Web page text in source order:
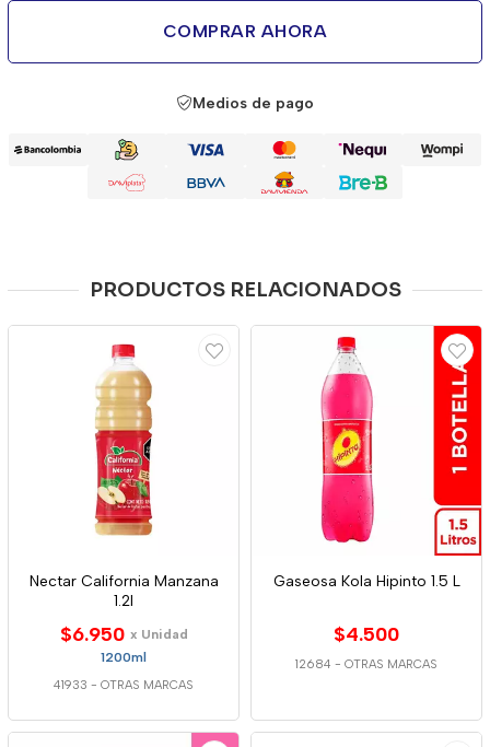
COMPRAR AHORA
Medios de pago
PRODUCTOS RELACIONADOS
Nectar California Manzana
1.2l
$6.950 x Unidad
1200ml
41933 - OTRAS MARCAS
Gaseosa Kola Hipinto 1.5 L
$4.500
12684 - OTRAS MARCAS